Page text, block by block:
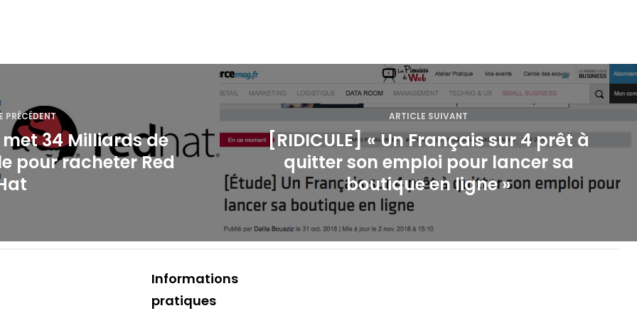
PRÉCÉDENT
met 34 Milliards de
pour racheter Red
ARTICLE SUIVANT
[RIDICULE] « Un Français sur 4 prêt à
quitter son emploi pour lancer sa
boutique en ligne »
Informations
pratiques